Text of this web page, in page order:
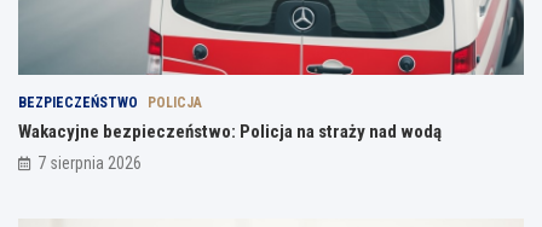
BEZPIECZEŃSTWO POLICJA
Wakacyjne bezpieczeństwo: Policja na straży nad wodą
7 sierpnia 2026